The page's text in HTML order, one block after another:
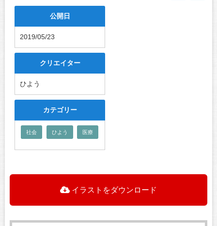
公開日
2019/05/23
クリエイター
ひよう
カテゴリー
社会 ひよう 医療
イラストをダウンロード